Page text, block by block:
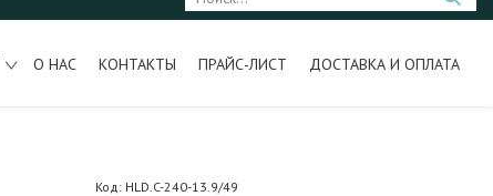
О НАС КОНТАКТЫ ПРАЙС-ЛИСТ ДОСТАВКА И ОПЛАТА
Код: HLD.C-240-13.9/49